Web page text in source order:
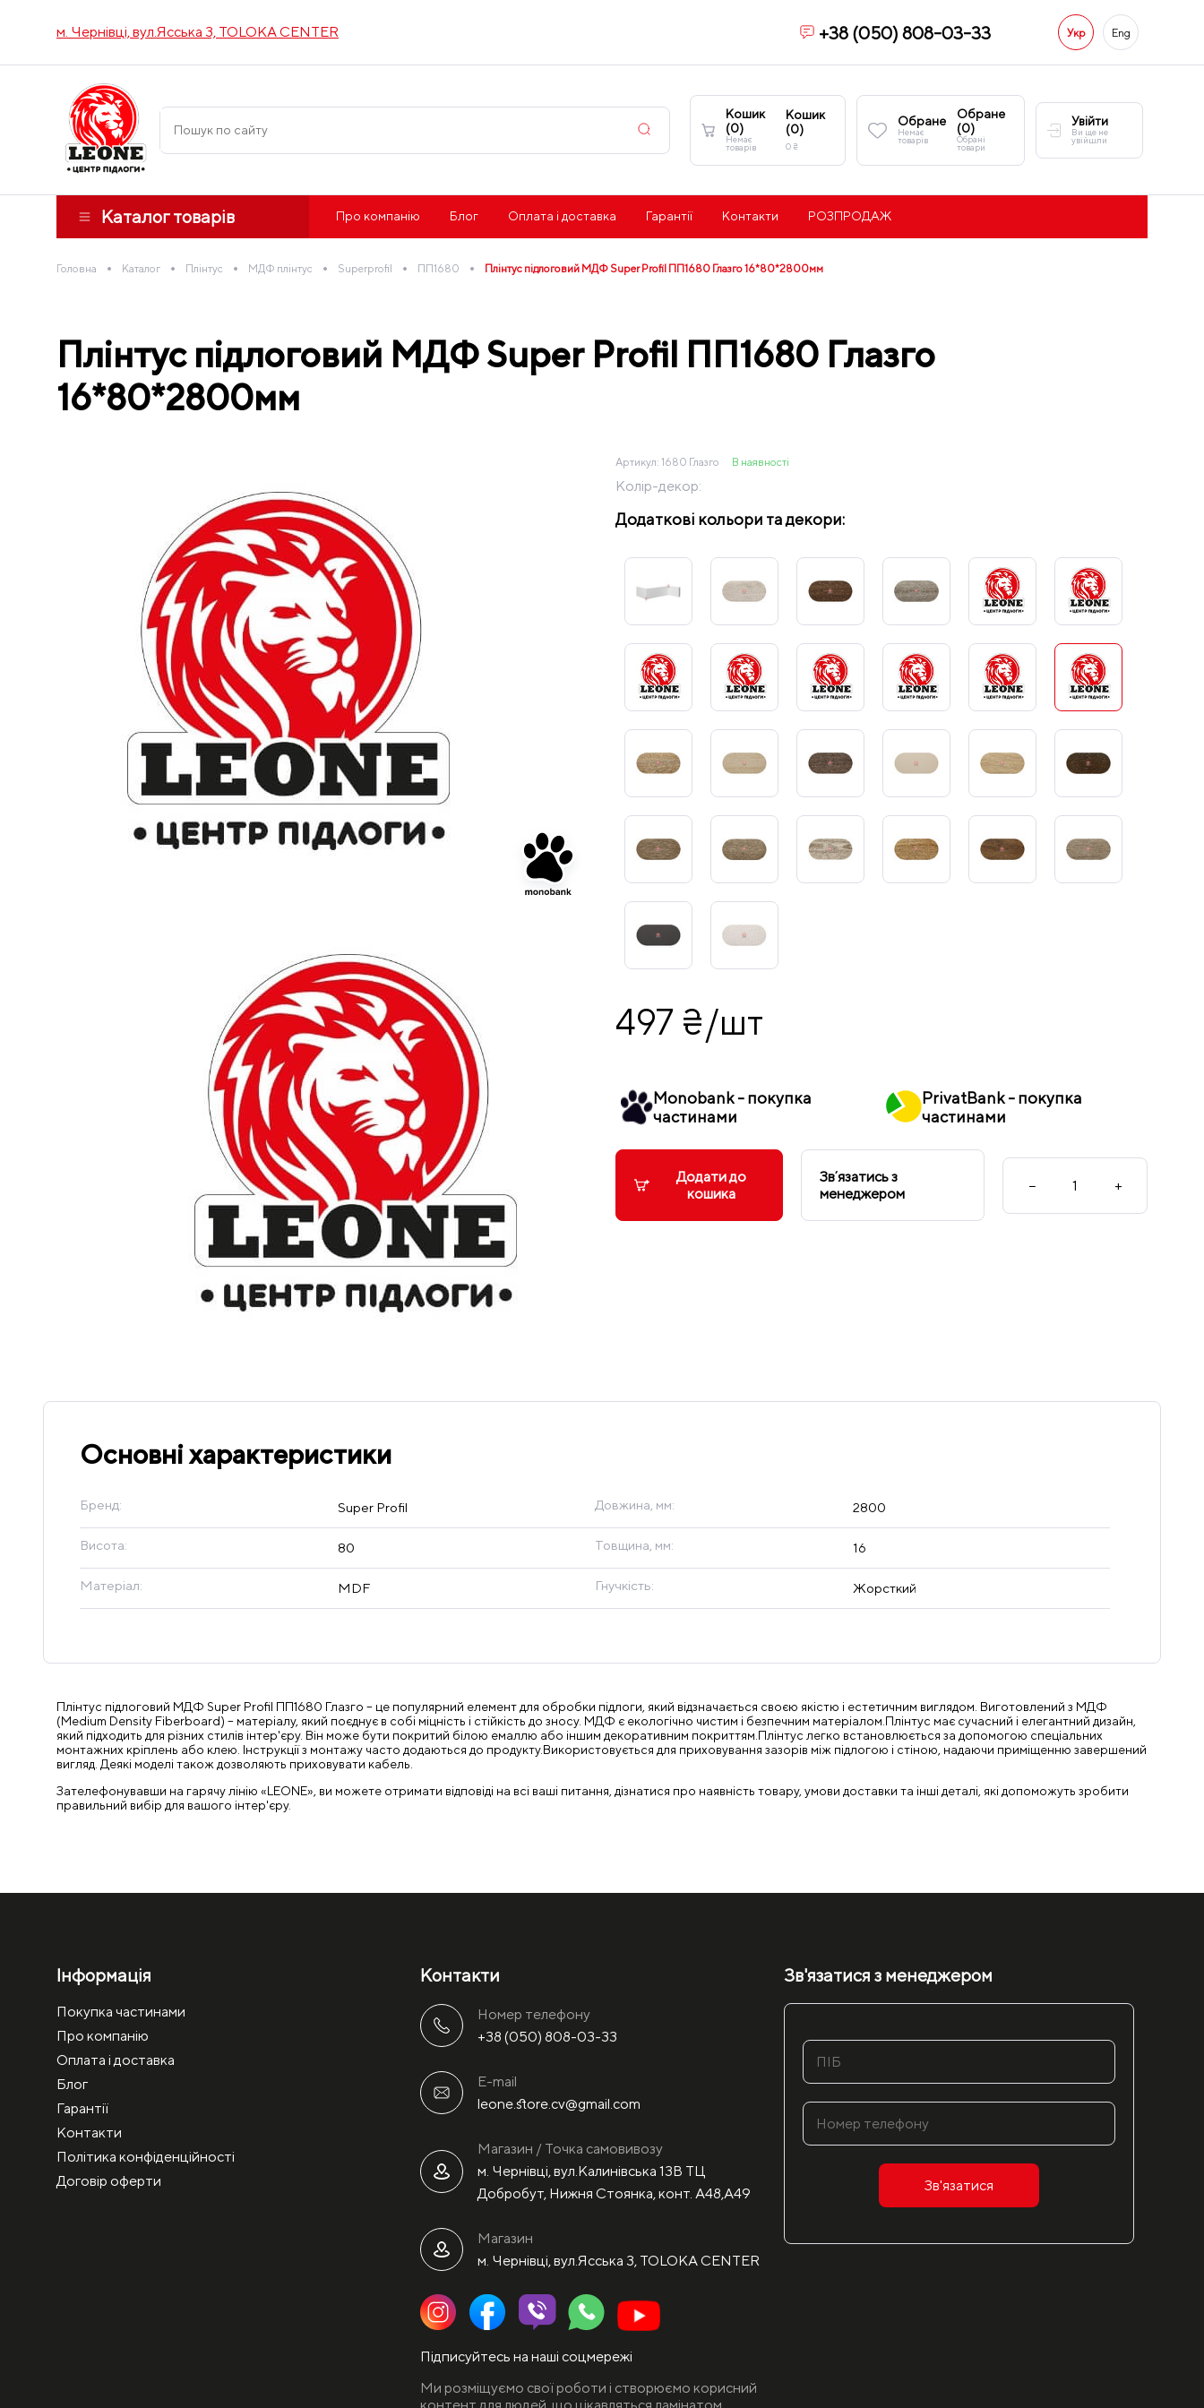
м. Чернівці, вул.Ясська 3, TOLOKA CENTER +38 (050) 808-03-33 Укр Eng
Кошик
(0)
Немає
товарів
Кошик
(0)
0₴
Обране
Немає
товарів
Обране
(0)
Обрані
товари
Увійти
Ви ще не
увійшли
Каталог товарів Про компанію Блог Оплата і доставка Гарантії Контакти РОЗПРОДАЖ
Головна • Каталог • Плінтус • МДФ плінтус • Superprofil • ПП1680 • Плінтус підлоговий МДФ Super Profil ПП1680 Глазго 16*80*2800мм
Плінтус підлоговий МДФ Super Profil ПП1680 Глазго
16*80*2800мм
Артикул: 1680 Глазго В наявності
Колір-декор:
Додаткові кольори та декори:
497 ₴/шт
Monobank - покупка
частинами
PrivatBank - покупка
частинами
Додати до
кошика
Звʼязатись з
менеджером
− +
Основні характеристики
Бренд: Super Profil Довжина, мм: 2800
Висота: 80 Товщина, мм: 16
Матеріал: MDF Гнучкість: Жорсткий
Плінтус підлоговий МДФ Super Profil ПП1680 Глазго – це популярний елемент для обробки підлоги, який відзначається своєю якістю і естетичним виглядом. Виготовлений з МДФ
(Medium Density Fiberboard) – матеріалу, який поєднує в собі міцність і стійкість до зносу. МДФ є екологічно чистим і безпечним матеріалом.Плінтус має сучасний і елегантний дизайн,
який підходить для різних стилів інтер'єру. Він може бути покритий білою емаллю або іншим декоративним покриттям.Плінтус легко встановлюється за допомогою спеціальних
монтажних кріплень або клею. Інструкції з монтажу часто додаються до продукту.Використовується для приховування зазорів між підлогою і стіною, надаючи приміщенню завершений
вигляд. Деякі моделі також дозволяють приховувати кабель.
Зателефонувавши на гарячу лінію «LEONE», ви можете отримати відповіді на всі ваші питання, дізнатися про наявність товару, умови доставки та інші деталі, які допоможуть зробити
правильний вибір для вашого інтер'єру.
Інформація
Покупка частинами
Про компанію
Оплата і доставка
Блог
Гарантії
Контакти
Політика конфіденційності
Договір оферти
Контакти
Номер телефону
+38 (050) 808-03-33
E-mail
leone.store.cv@gmail.com
Магазин / Точка самовивозу
м. Чернівці, вул.Калинівська 13В ТЦ
Добробут, Нижня Стоянка, конт. А48,А49
Магазин
м. Чернівці, вул.Ясська 3, TOLOKA CENTER
Підписуйтесь на наші соцмережі
Ми розміщуємо свої роботи і створюємо корисний
Зв'язатися з менеджером
Зв'язатися